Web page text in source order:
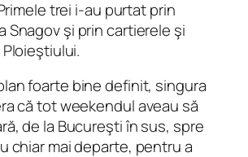
trei i‑au purtat prin
Snagov şi prin cartierele şi
foarte bine definit, singura
că tot weekendul aveau să
de la Bucureşti în sus, spre
chiar mai departe, pentru a